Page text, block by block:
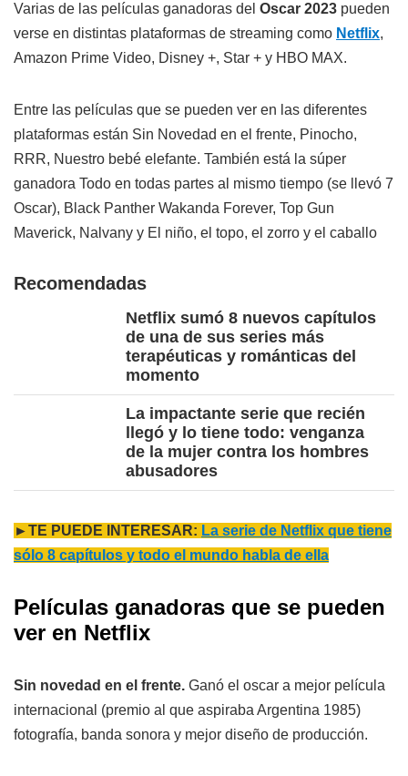
Varias de las películas ganadoras del Oscar 2023 pueden
verse en distintas plataformas de streaming como Netflix,
Amazon Prime Video, Disney +, Star + y HBO MAX.
Entre las películas que se pueden ver en las diferentes
plataformas están Sin Novedad en el frente, Pinocho,
RRR, Nuestro bebé elefante. También está la súper
ganadora Todo en todas partes al mismo tiempo (se llevó 7
Oscar), Black Panther Wakanda Forever, Top Gun
Maverick, Nalvany y El niño, el topo, el zorro y el caballo
Recomendadas
Netflix sumó 8 nuevos capítulos
de una de sus series más
terapéuticas y románticas del
momento
La impactante serie que recién
llegó y lo tiene todo: venganza
de la mujer contra los hombres
abusadores
►TE PUEDE INTERESAR: La serie de Netflix que tiene
sólo 8 capítulos y todo el mundo habla de ella
Películas ganadoras que se pueden
ver en Netflix
Sin novedad en el frente. Ganó el oscar a mejor película
internacional (premio al que aspiraba Argentina 1985)
fotografía, banda sonora y mejor diseño de producción.